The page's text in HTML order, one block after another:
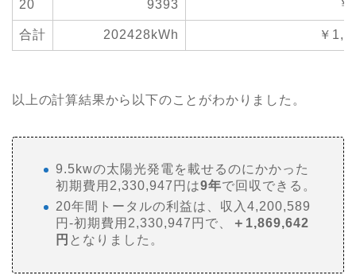
20 9393
合計 202428kWh ￥
以上の計算結果から以下のことがわかりました。
9.5kwの太陽光発電を載せるのにかかった
初期費用2,330,947円は9年で回収できる。
20年間トータルの利益は、収入4,200,589
円-初期費用2,330,947円で、
＋1,869,642
円 となりました。